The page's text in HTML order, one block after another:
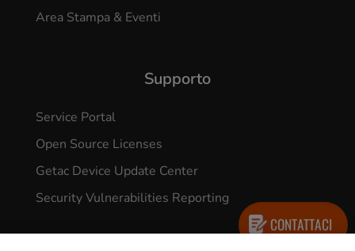
Area Stampa & Eventi
Supporto
Service Portal
Open Source Licenses
Getac Device Update Center
Security Vulnerabilities Reporting
CONTATTACI